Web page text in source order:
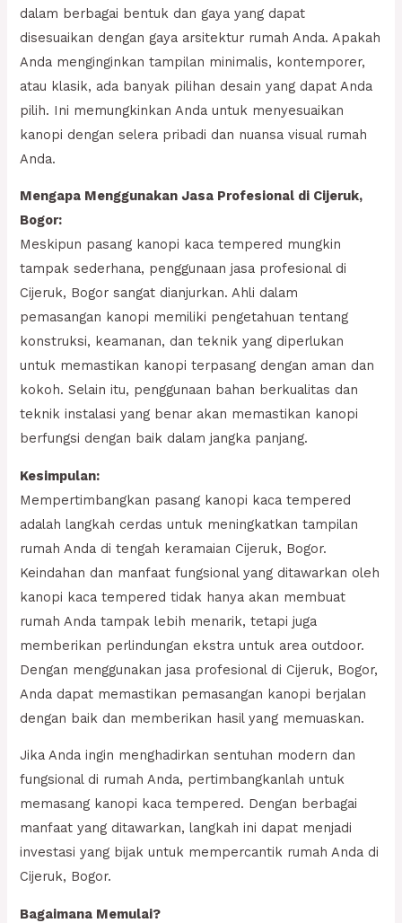
dalam berbagai bentuk dan gaya yang dapat
disesuaikan dengan gaya arsitektur rumah Anda. Apakah
Anda menginginkan tampilan minimalis, kontemporer,
atau klasik, ada banyak pilihan desain yang dapat Anda
pilih. Ini memungkinkan Anda untuk menyesuaikan
kanopi dengan selera pribadi dan nuansa visual rumah
Anda.
Mengapa Menggunakan Jasa Profesional di Cijeruk,
Bogor:
Meskipun pasang kanopi kaca tempered mungkin
tampak sederhana, penggunaan jasa profesional di
Cijeruk, Bogor sangat dianjurkan. Ahli dalam
pemasangan kanopi memiliki pengetahuan tentang
konstruksi, keamanan, dan teknik yang diperlukan
untuk memastikan kanopi terpasang dengan aman dan
kokoh. Selain itu, penggunaan bahan berkualitas dan
teknik instalasi yang benar akan memastikan kanopi
berfungsi dengan baik dalam jangka panjang.
Kesimpulan:
Mempertimbangkan pasang kanopi kaca tempered
adalah langkah cerdas untuk meningkatkan tampilan
rumah Anda di tengah keramaian Cijeruk, Bogor.
Keindahan dan manfaat fungsional yang ditawarkan oleh
kanopi kaca tempered tidak hanya akan membuat
rumah Anda tampak lebih menarik, tetapi juga
memberikan perlindungan ekstra untuk area outdoor.
Dengan menggunakan jasa profesional di Cijeruk, Bogor,
Anda dapat memastikan pemasangan kanopi berjalan
dengan baik dan memberikan hasil yang memuaskan.
Jika Anda ingin menghadirkan sentuhan modern dan
fungsional di rumah Anda, pertimbangkanlah untuk
memasang kanopi kaca tempered. Dengan berbagai
manfaat yang ditawarkan, langkah ini dapat menjadi
investasi yang bijak untuk mempercantik rumah Anda di
Cijeruk, Bogor.
Bagaimana Memulai?